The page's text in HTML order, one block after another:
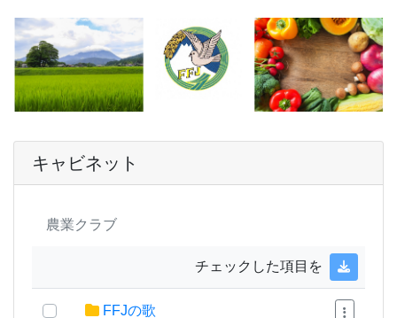
キャビネット
農業クラブ
チェックした項目を
FFJの歌